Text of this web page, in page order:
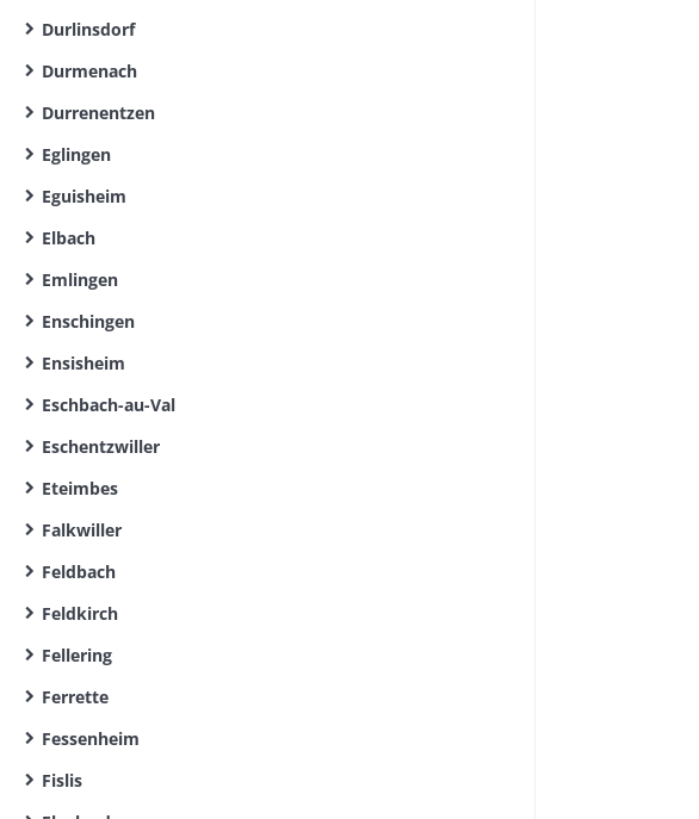
Durlinsdorf
Durmenach
Durrenentzen
Eglingen
Eguisheim
Elbach
Emlingen
Enschingen
Ensisheim
Eschbach-au-Val
Eschentzwiller
Eteimbes
Falkwiller
Feldbach
Feldkirch
Fellering
Ferrette
Fessenheim
Fislis